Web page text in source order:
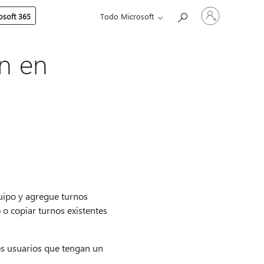
365 Todo Microsoft
Iniciar
sesión
en
y agregue turnos
copiar turnos existentes
usuarios que tengan un